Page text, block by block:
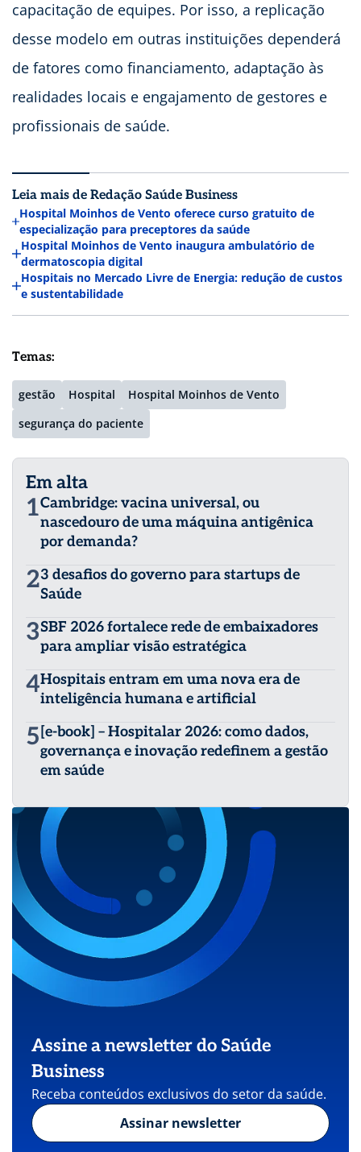
capacitação de equipes. Por isso, a replicação
desse modelo em outras instituições dependerá
de fatores como financiamento, adaptação às
realidades locais e engajamento de gestores e
profissionais de saúde.
Leia mais de Redação Saúde Business
Hospital Moinhos de Vento oferece curso gratuito de
especialização para preceptores da saúde
Hospital Moinhos de Vento inaugura ambulatório de
dermatoscopia digital
Hospitais no Mercado Livre de Energia: redução de custos
e sustentabilidade
Temas:
gestão Hospital
Hospital Moinhos de Vento
segurança do paciente
Em alta
1Cambridge: vacina universal, ou
nascedouro de uma máquina antigênica
por demanda?
23 desafios do governo para startups de
Saúde
3SBF 2026 fortalece rede de embaixadores
para ampliar visão estratégica
4Hospitais entram em uma nova era de
inteligência humana e artificial
5 [e-book] – Hospitalar 2026: como dados,
governança e inovação redefinem a gestão
em saúde
Assine a newsletter do Saúde
Business
Receba conteúdos exclusivos do setor da saúde.
Assinar newsletter